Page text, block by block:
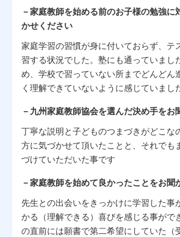
－家庭教師を始める前のお子様の勉強に
かせください
家庭学習の習慣が身に付いておらず、テ
習する状況でした。塾にも通っていまし
め、学校で習っていない所までどんどん
く理解できていないように感じていました
－九州家庭教師協会を選んだ決め手をお
丁寧な説明と子どものつまづきがどこな
方に気づかせて頂いたことと、それでも
づけていただいた事です
－家庭教師を始めて良かったことをお聞
先生との出会いをきっかけに学習した事
かる（理解できる）喜びを感じる事がで
の直前には願書で第二希望にしていた（